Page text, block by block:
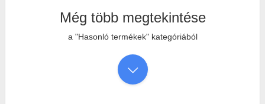
Még több megtekintése
a "Hasonló termékek" kategóriából